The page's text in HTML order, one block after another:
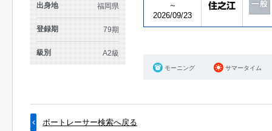
出身地 福岡県
登録期 79期
級別 A2級
～
2026/09/23
モーニング サマータイム
ボートレーサー検索へ戻る